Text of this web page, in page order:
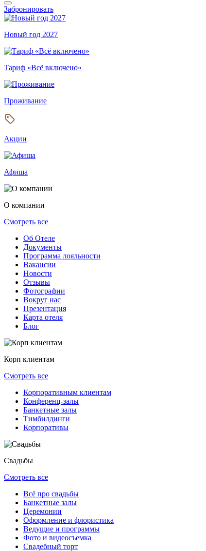
Забронировать
Новый год 2027
Тариф «Всё включено»
Проживание
Акции
Афиша
О компании
Смотреть все
Об Отеле
Документы
Программа лояльности
Вакансии
Новости
Отзывы
Фотографии
Вокруг нас
Презентация
Карта отеля
Блог
Корп клиентам
Смотреть все
Корпоративным клиентам
Конференц-залы
Банкетные залы
Тимбилдинги
Корпоративы
Свадьбы
Смотреть все
Всё про свадьбы
Банкетные залы
Церемонии
Оформление и флористика
Ведущие и программы
Фото и видеосъемка
Свадебный торт